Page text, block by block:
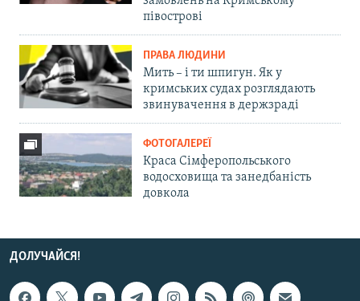
півострові
ПРАВА ЛЮДИНИ
Мить – і ти шпигун. Як у
кримських судах розглядають
звинувачення в держзраді
ФОТОГАЛЕРЕЇ
Краса Сімферопольського
водосховища та занедбаність
довкола
ДОЛУЧАЙСЯ!